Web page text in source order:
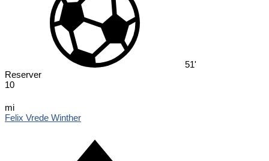
51'
Reserver
10
mi
Felix Vrede Winther